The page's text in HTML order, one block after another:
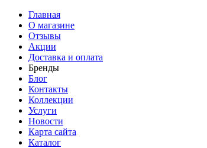
Главная
О магазине
Отзывы
Акции
Доставка и оплата
Бренды
Блог
Контакты
Коллекции
Услуги
Новости
Карта сайта
Каталог